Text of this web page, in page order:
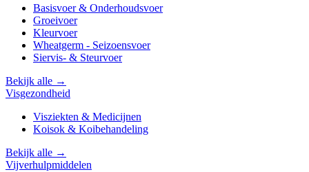
Basisvoer & Onderhoudsvoer
Groeivoer
Kleurvoer
Wheatgerm - Seizoensvoer
Siervis- & Steurvoer
Bekijk alle →
Visgezondheid
Visziekten & Medicijnen
Koisok & Koibehandeling
Bekijk alle →
Vijverhulpmiddelen